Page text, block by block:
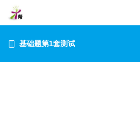
基础题第1套测试